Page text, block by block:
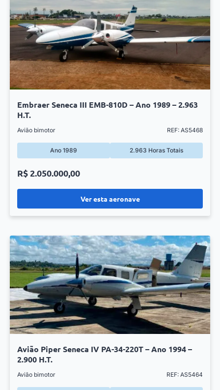
Embraer Seneca III EMB-810D – Ano 1989 – 2.963
H.T.
Avião bimotor REF: AS5468
Ano 1989 2.963 Horas Totais
Ver esta aeronave
R$ 2.050.000,00
Avião Piper Seneca IV PA-34-220T – Ano 1994 –
2.900 H.T.
Avião bimotor REF: AS5464